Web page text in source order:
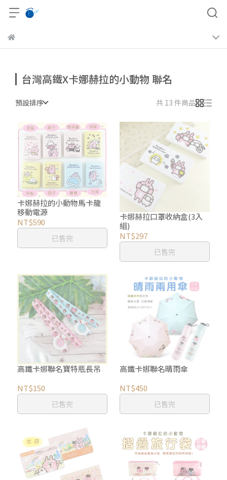
台灣高鐵X卡娜赫拉的小動物 聯名
預設排序 共 13 件商品
卡娜赫拉的小動物馬卡龍
移動電源
NT$590
已售完
卡娜赫拉口罩收納盒(3入
組)
NT$297
已售完
高鐵卡娜聯名寶特瓶長吊
NT$150
已售完
高鐵卡娜聯名晴雨傘
NT$450
已售完